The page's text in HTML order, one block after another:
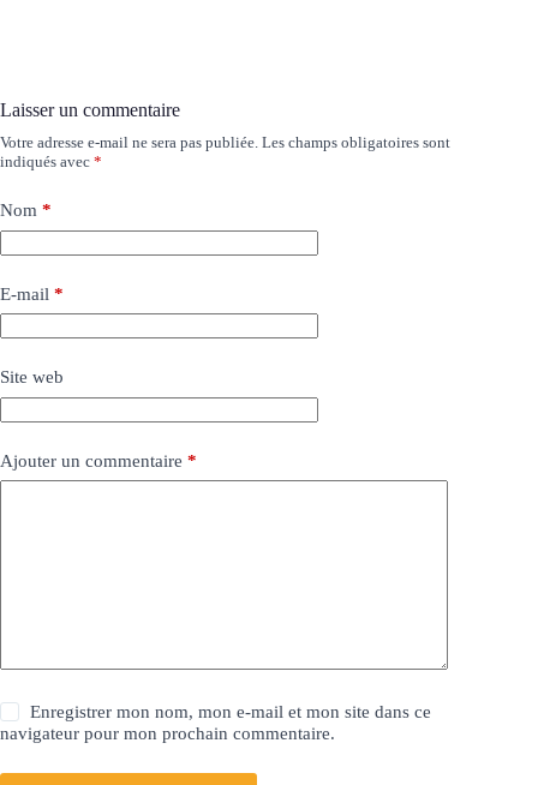
Laisser un commentaire
Votre adresse e-mail ne sera pas publiée. Les champs obligatoires sont
indiqués avec *
Nom *
E-mail *
Site web
Ajouter un commentaire *
Enregistrer mon nom, mon e-mail et mon site dans ce
navigateur pour mon prochain commentaire.